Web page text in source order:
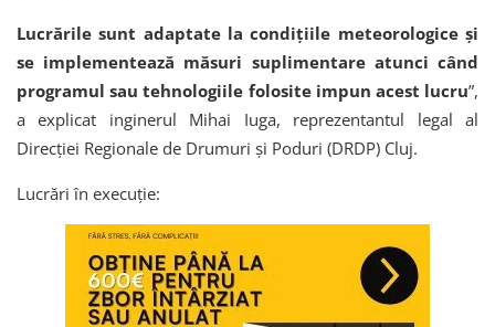
Lucrările sunt adaptate la condițiile meteorologice și
se implementează măsuri suplimentare atunci când
programul sau tehnologiile folosite impun acest lucru”,
a explicat inginerul Mihai Iuga, reprezentantul legal al
Direcției Regionale de Drumuri și Poduri (DRDP) Cluj.
Lucrări în execuție: